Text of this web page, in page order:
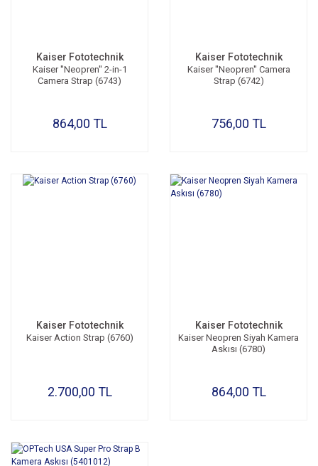
Kaiser Fototechnik
Kaiser ''Neopren'' 2-in-1
Camera Strap (6743)
864,00 TL
Kaiser Fototechnik
Kaiser ''Neopren'' Camera
Strap (6742)
756,00 TL
Kaiser Fototechnik
Kaiser Action Strap (6760)
2.700,00 TL
Kaiser Fototechnik
Kaiser Neopren Siyah Kamera
Askısı (6780)
864,00 TL